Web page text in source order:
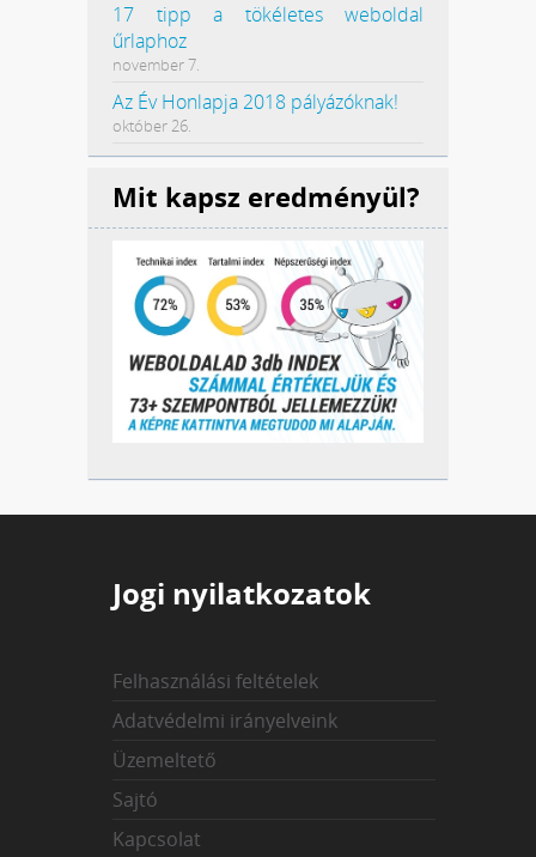
17 tipp a tökéletes weboldal
űrlaphoz
november 7.
Az Év Honlapja 2018 pályázóknak!
október 26.
Mit kapsz eredményül?
Jogi nyilatkozatok
Felhasználási feltételek
Adatvédelmi irányelveink
Üzemeltető
Sajtó
Kapcsolat